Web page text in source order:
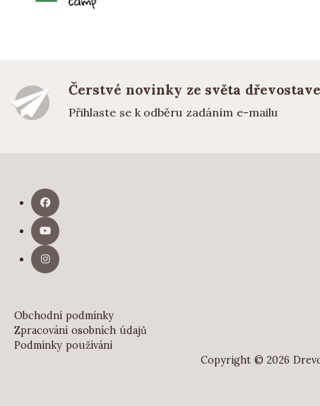
Čerstvé novinky ze světa
Přihlaste se k odběru zadáním e-mailu
Obchodní podmínky
Zpracování osobních údajů
Podmínky používání
Copyright © 2026